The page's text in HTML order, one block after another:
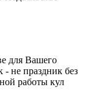
для Вашего
- не праздник без
работы кул